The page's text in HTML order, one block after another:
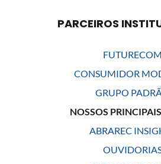
PARCEIROS
FUTURECOM
CONSUMIDOR
GRUPO
NOSSOS
ABRAREC